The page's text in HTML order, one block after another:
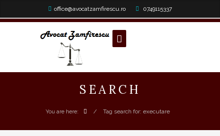
office@avocatzamfirescu.ro 0749115337
SEARCH
You are here: / Tag search for: executare